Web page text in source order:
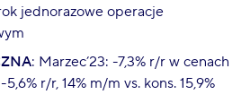
jednorazowe operacje
: Marzec’23: -7,3% r/r w cenach
r/r, 14% m/m vs. kons. 15,9%